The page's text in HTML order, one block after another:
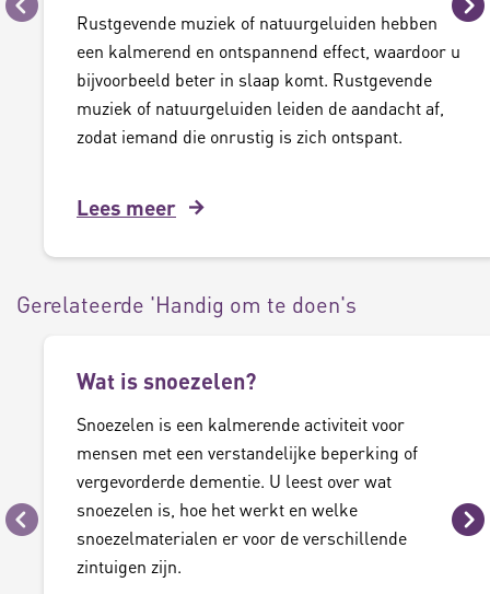
Vorige Rustgevende muziek of natuurgeluiden hebben
een kalmerend en ontspannend effect, waardoor u
bijvoorbeeld beter in slaap komt. Rustgevende
muziek of natuurgeluiden leiden de aandacht af,
zodat iemand die onrustig is zich ontspant.
Lees meer
Gerelateerde 'Handig om te doen's
Vorige
Wat is snoezelen?
Snoezelen is een kalmerende activiteit voor
mensen met een verstandelijke beperking of
vergevorderde dementie. U leest over wat
snoezelen is, hoe het werkt en welke
snoezelmaterialen er voor de verschillende
zintuigen zijn.